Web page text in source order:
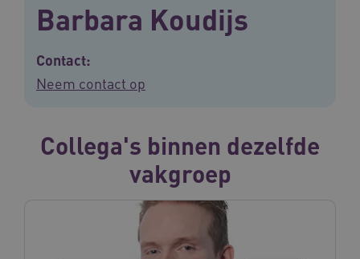
Barbara Koudijs
Contact:
Neem contact op
Collega's binnen dezelfde
vakgroep